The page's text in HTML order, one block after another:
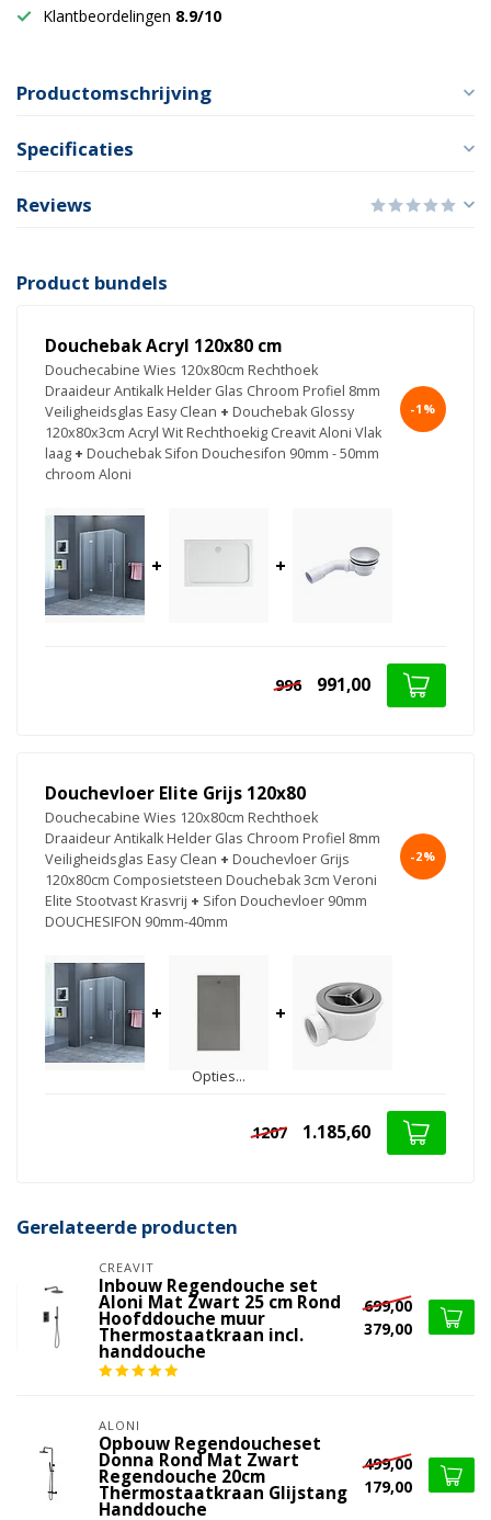
Klantbeordelingen 8.9/10
Productomschrijving
Specificaties
Reviews
Product bundels
Douchebak Acryl 120x80 cm
Douchecabine Wies 120x80cm Rechthoek
Draaideur Antikalk Helder Glas Chroom Profiel 8mm
Veiligheidsglas Easy Clean + Douchebak Glossy
120x80x3cm Acryl Wit Rechthoekig Creavit Aloni Vlak
laag + Douchebak Sifon Douchesifon 90mm - 50mm
chroom Aloni
-1%
+ +
996 991,00
Douchevloer Elite Grijs 120x80
Douchecabine Wies 120x80cm Rechthoek
Draaideur Antikalk Helder Glas Chroom Profiel 8mm
Veiligheidsglas Easy Clean + Douchevloer Grijs
120x80cm Composietsteen Douchebak 3cm Veroni
Elite Stootvast Krasvrij + Sifon Douchevloer 90mm
DOUCHESIFON 90mm-40mm
-2%
+
Opties...
+
1207 1.185,60
Gerelateerde producten
CREAVIT
Inbouw Regendouche set
Aloni Mat Zwart 25 cm Rond
Hoofddouche muur
Thermostaatkraan incl.
handdouche
699,00
379,00
ALONI
Opbouw Regendoucheset
Donna Rond Mat Zwart
Regendouche 20cm
Thermostaatkraan Glijstang
Handdouche
499,00
179,00